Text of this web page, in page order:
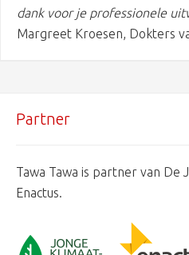
dank voor je professionele
Margreet Kroesen, Dokters
Partner
Tawa Tawa is partner van De
Enactus.